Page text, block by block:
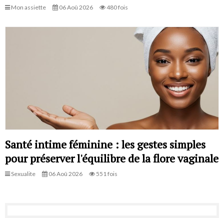
Mon assiette 06 Aoû 2026 480 fois
Santé intime féminine : les gestes simples
pour préserver l'équilibre de la flore vaginale
Sexualite 06 Aoû 2026 551 fois